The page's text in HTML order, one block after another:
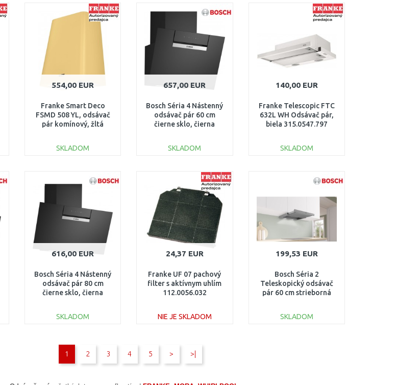
Porovnať Porovnať
554,00 EUR
Franke Smart Deco
FSMD 508 YL, odsávač
pár komínový, žltá
SKLADOM
Porovnať
657,00 EUR
Bosch Séria 4 Nástenný
odsávač pár 60 cm
čierne sklo, čierna
SKLADOM
Porovnať
140,00 EUR
Franke Telescopic FTC
632L WH Odsávač pár,
biela 315.0547.797
SKLADOM
616,00 EUR
Bosch Séria 4 Nástenný
odsávač pár 80 cm
čierne sklo, čierna
SKLADOM
Porovnať
24,37 EUR
Franke UF 07 pachový
filter s aktívnym uhlím
112.0056.032
NIE JE SKLADOM
Porovnať
199,53 EUR
Bosch Séria 2
Teleskopický odsávač
pár 60 cm strieborná
SKLADOM
1 2 3 4 5 > >|